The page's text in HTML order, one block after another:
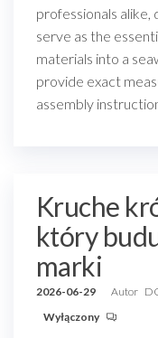
professionals
serve as the
materials into a
provide exact
assembly
Kruche
który
marki
2026-06-29 Autor
Wyłączony